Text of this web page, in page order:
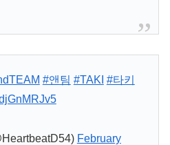
#앤팀 #TAKI #타키
February